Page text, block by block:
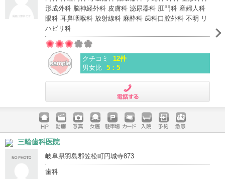
形成外科 脳神経外科 皮膚科 泌尿器科 肛門科 産婦人科
眼科 耳鼻咽喉科 放射線科 麻酔科 歯科口腔外科 不明 リ
ハビリ科
クチコミ
12件
男女比 5：5
ホームペ
ージ
動画 写真 女医 駐車場
クレジッ
入院 予約 急患
三輪歯科医院
岐阜県羽島郡笠松町円城寺873
歯科